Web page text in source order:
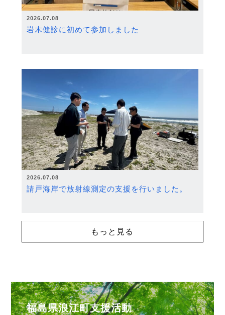
2026.07.08
岩木健診に初めて参加しました
2026.07.08
請戸海岸で放射線測定の支援を行いました。
もっと見る
福島県浪江町支援活動